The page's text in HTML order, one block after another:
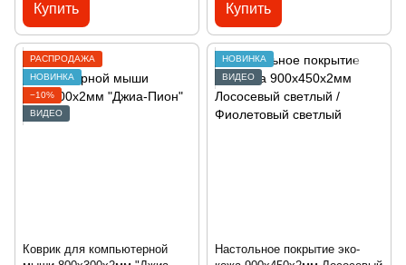
Купить Купить
РАСПРОДАЖА
НОВИНКА
−10%
ВИДЕО
Коврик для компьютерной
НОВИНКА
ВИДЕО
Настольное покрытие эко-